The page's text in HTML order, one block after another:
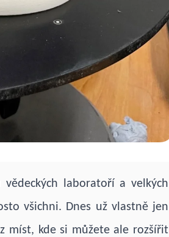
laboratoří a velkých
všichni. Dnes už vlastně jen
míst, kde si můžete ale rozšířit